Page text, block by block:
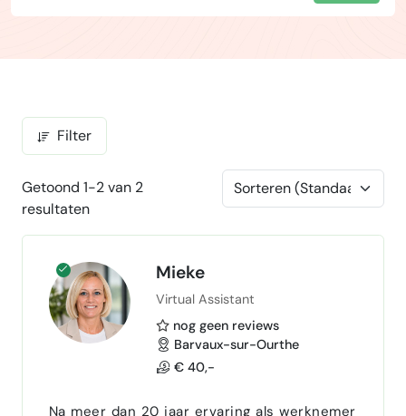
Filter
Getoond 1-2 van 2
resultaten
Mieke
Virtual Assistant
nog geen reviews
Barvaux-sur-Ourthe
€ 40,-
Na meer dan 20 jaar ervaring als werknemer